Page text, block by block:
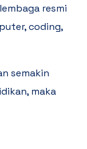
resmi
coding,
semakin
maka